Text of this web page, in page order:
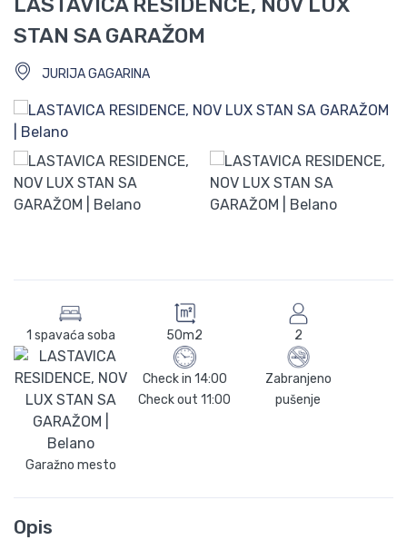
STAN SA GARAŽOM
JURIJA GAGARINA
1 spavaća soba 50m2 2
Garažno mesto
Check in 14:00
Check out11:00
Zabranjeno
pušenje
Opis